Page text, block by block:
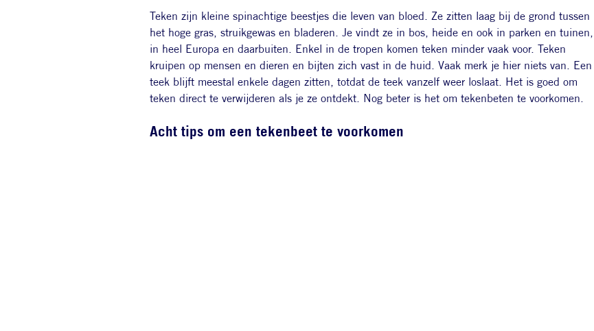
Teken zijn kleine spinachtige beestjes die leven van bloed. Ze zitten laag bij de grond tussen
het hoge gras, struikgewas en bladeren. Je vindt ze in bos, heide en ook in parken en tuinen,
in heel Europa en daarbuiten. Enkel in de tropen komen teken minder vaak voor. Teken
kruipen op mensen en dieren en bijten zich vast in de huid. Vaak merk je hier niets van. Een
teek blijft meestal enkele dagen zitten, totdat de teek vanzelf weer loslaat. Het is goed om
teken direct te verwijderen als je ze ontdekt. Nog beter is het om tekenbeten te voorkomen.
Acht tips om een tekenbeet te voorkomen